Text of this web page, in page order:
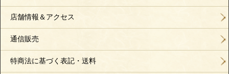
店舗情報＆アクセス
通信販売
特商法に基づく表記・送料